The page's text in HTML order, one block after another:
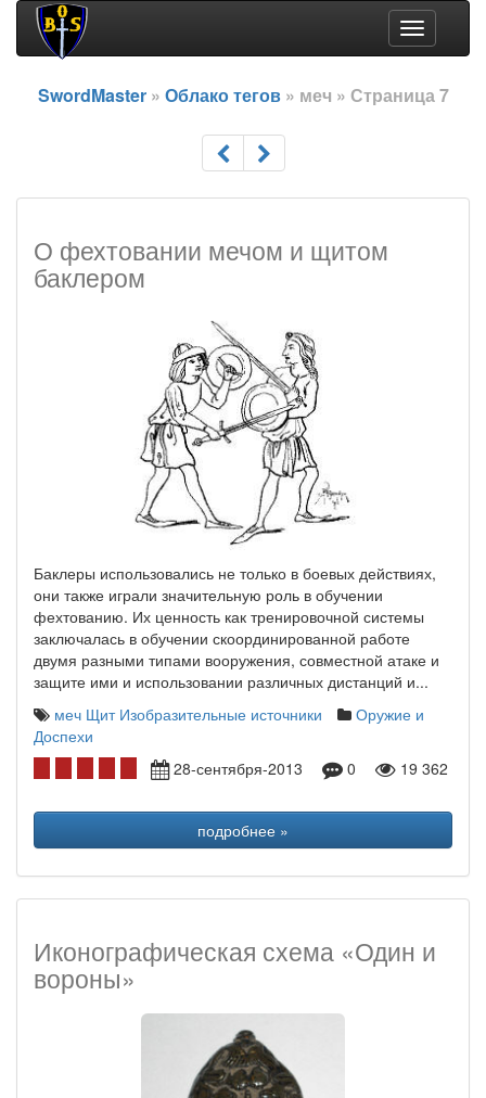
Toggle
navigation
SwordMaster» Облако тегов» меч » Страница 7
О фехтовании мечом и щитом
баклером
Баклеры использовались не только в боевых действиях,
они также играли значительную роль в обучении
фехтованию. Их ценность как тренировочной системы
заключалась в обучении скоординированной работе
двумя разными типами вооружения, совместной атаке и
защите ими и использовании различных дистанций и...
меч Щит Изобразительные источники
Оружие и
Доспехи
28-сентября-2013
0 19 362
подробнее »
Иконографическая схема «Один и
вороны»